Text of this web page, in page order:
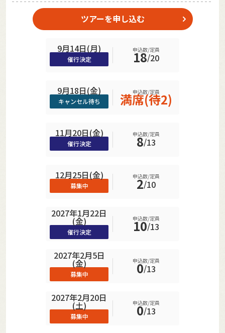
ツアーを申し込む
9月14日(月)
催行決定
申込数/定員
18/20
9月18日(金)
キャンセル待ち
申込数/定員
満席(待2)
11月20日(金)
催行決定
申込数/定員
8/13
12月25日(金)
募集中
申込数/定員
2/10
2027年1月22日
(金)
催行決定
申込数/定員
10/13
2027年2月5日
(金)
募集中
申込数/定員
0/13
2027年2月20日
(土)
募集中
申込数/定員
0/13